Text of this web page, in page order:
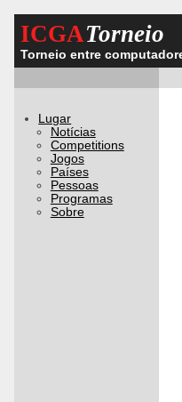
ICGATorneio
Torneio entre
Lugar
Notícias
Competitions
Jogos
Países
Pessoas
Programas
Sobre